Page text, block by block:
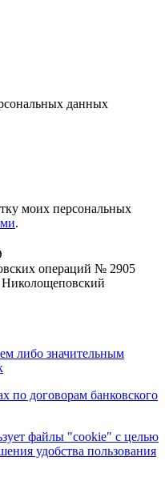
данных
моих персональных
.
операций № 2905
либо значительным
по договорам банковского
файлы "cookie" с целью
удобства пользования